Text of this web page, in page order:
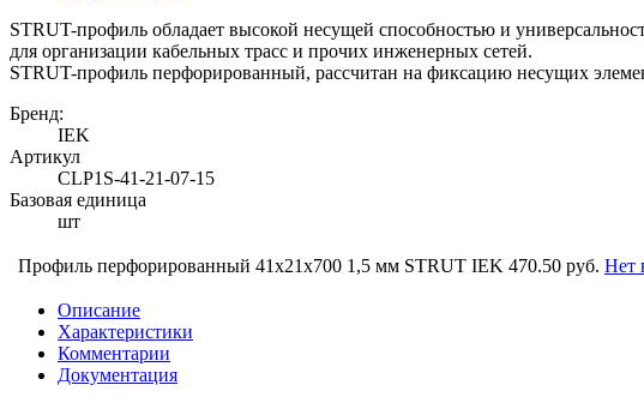
STRUT-профиль обладает высокой несущей способностью и
для организации кабельных трасс и прочих инженерных сетей.
STRUT-профиль перфорированный, рассчитан на фиксацию несущих
Бренд:
IEK
Артикул
CLP1S-41-21-07-15
Базовая единица
шт
Профиль перфорированный 41х21х700 1,5 мм STRUT IEK 470.50 руб. Нет
Описание
Характеристики
Комментарии
Документация